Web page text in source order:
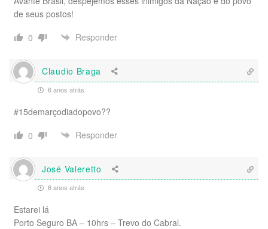
de seus postos!
0
Responder
Claudio Braga
6 anos atrás
#15demarçodiadopovo??
0
Responder
José Valeretto
6 anos atrás
Estarei lá
Porto Seguro BA – 10hrs – Trevo do Cabral.